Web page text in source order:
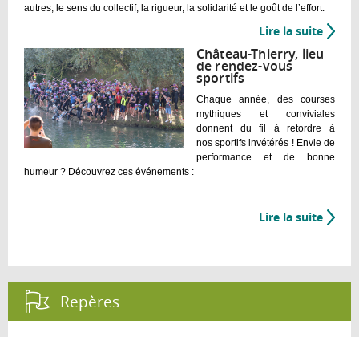
autres, le sens du collectif, la rigueur, la solidarité et le goût de l’effort.
Lire la suite de
et
Château-Thierry, lieu
de rendez-vous
sportifs
Chaque année, des courses
mythiques et conviviales
donnent du fil à retordre à
nos sportifs invétérés ! Envie de
performance et de bonne
humeur ? Découvrez ces événements :
Lire la suite de
lieu
de
vous
Repères :